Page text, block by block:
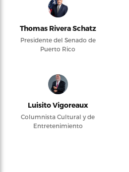
Thomas Rivera Schatz
Presidente del Senado de
Puerto Rico
Luisito Vigoreaux
Columnista Cultural y de
Entretenimiento